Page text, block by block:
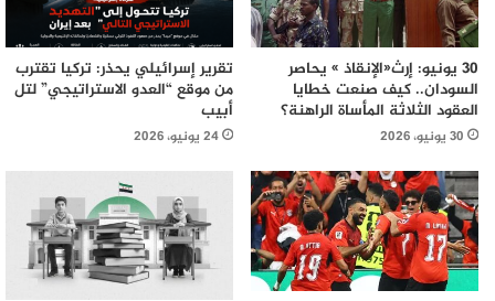
30 يونيو: إرث«الإنقاذ » يحاصر
السودان.. كيف صنعت خطايا
العقود الثلاثة المأساة الراهنة؟
30 يونيو، 2026
تقرير إسرائيلي يحذر: تركيا تقترب
من موقع “العدو الاستراتيجي” لتل
أبيب
24 يونيو، 2026